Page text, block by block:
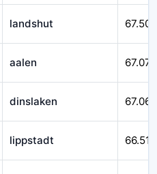
landshut 67.509
aalen 67.079
dinslaken 67.065
lippstadt 66.518